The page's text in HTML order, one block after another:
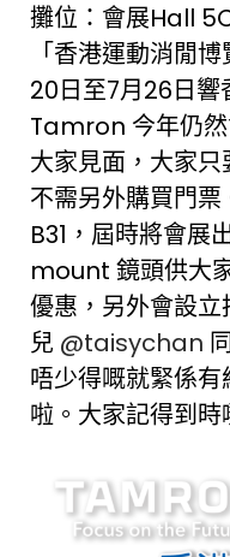
攤位：會展Hall
「香港運動消閒
20日至7月26日響
Tamron 今年仍
大家見面，大家只
不需另外購買門
B31，屆時將會
mount 鏡頭供大
優惠，另外會設
兒 @taisychan
唔少得嘅就緊係
啦。大家記得到時